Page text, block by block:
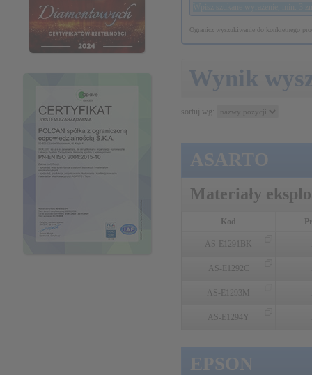
Ogranicz wyszukiwanie do konkretnego
Wynik
sortuj wg:
ASARTO
Materiały
Kod
AS-E1291BK
AS-E1292C
AS-E1293M
AS-E1294Y
EPSON